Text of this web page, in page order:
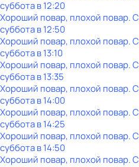
субботав12:20
Хороший повар, плохой повар.
субботав12:50
Хороший повар, плохой повар.
субботав13:10
Хороший повар, плохой повар.
субботав13:35
Хороший повар, плохой повар.
субботав14:00
Хороший повар, плохой повар.
субботав14:25
Хороший повар, плохой повар.
субботав14:50
Хороший повар, плохой повар.